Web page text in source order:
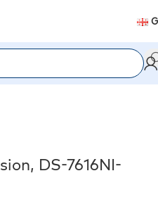
მოწყობილობა (DVR/NVR)
DS-7616NI-